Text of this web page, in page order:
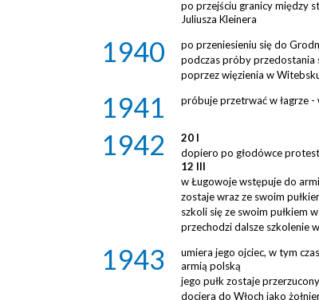
po przejściu granicy między
Juliusza Kleinera
1940
po przeniesieniu się do
podczas próby przedostania
poprzez więzienia w
1941 próbuje przetrwać w łagrze
1942
20 I
dopiero po głodówce
12 III
w Ługowoje wstępuje do
zostaje wraz ze swoim
szkoli się ze swoim pułkiem
przechodzi dalsze szkolenie
1943
umiera jego ojciec, w tym
armią polską
jego pułk zostaje
dociera do Włoch jako